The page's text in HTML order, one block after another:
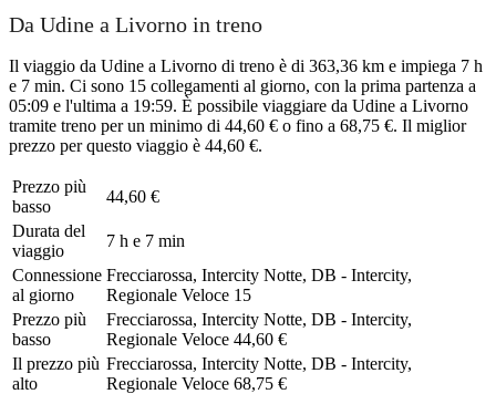
Da Udine a Livorno in treno
Il viaggio da Udine a Livorno di treno è di 363,36 km e impiega 7 h
e 7 min. Ci sono 15 collegamenti al giorno, con la prima partenza a
05:09 e l'ultima a 19:59. È possibile viaggiare da Udine a Livorno
tramite treno per un minimo di 44,60 € o fino a 68,75 €. Il miglior
prezzo per questo viaggio è 44,60 €.
Prezzo più
basso
44,60 €
Durata del
viaggio
7 h e 7 min
Connessione
al giorno
Frecciarossa, Intercity Notte, DB - Intercity,
Regionale Veloce 15
Prezzo più
basso
Frecciarossa, Intercity Notte, DB - Intercity,
Regionale Veloce 44,60 €
Il prezzo più
alto
Frecciarossa, Intercity Notte, DB - Intercity,
Regionale Veloce 68,75 €